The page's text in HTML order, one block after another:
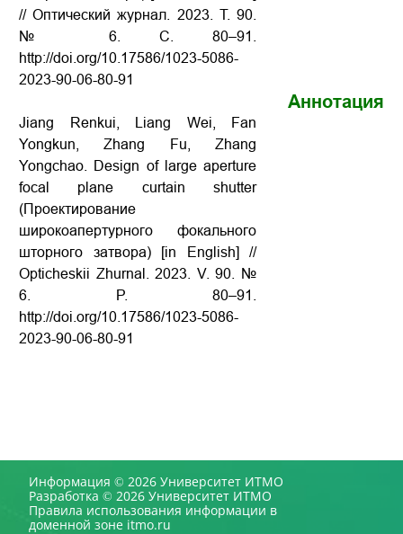
// Оптический журнал. 2023. Т. 90.
№ 6. С. 80–91.
http://doi.org/10.17586/1023-5086-
2023-90-06-80-91
Jiang Renkui, Liang Wei, Fan
Yongkun, Zhang Fu, Zhang
Yongchao. Design of large aperture
focal plane curtain shutter
(Проектирование
широкоапертурного фокального
шторного затвора) [in English] //
Opticheskii Zhurnal. 2023. V. 90. №
6. P. 80–91.
http://doi.org/10.17586/1023-5086-
2023-90-06-80-91
Аннотация
Информация © 2026 Университет ИТМО
Разработка © 2026 Университет ИТМО
Правила использования информации в
доменной зоне itmo.ru